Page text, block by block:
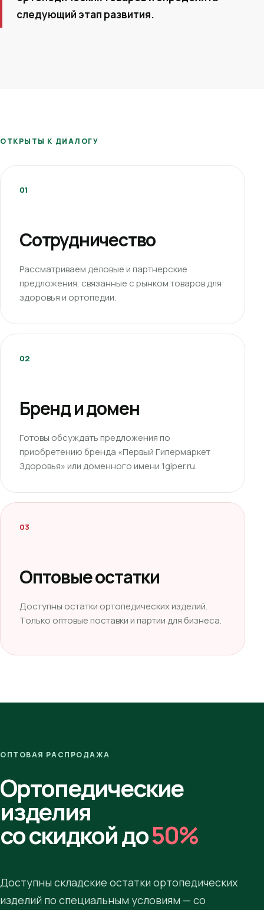
следующий этап развития.
ОТКРЫТЫ К ДИАЛОГУ
01
Сотрудничество
Рассматриваем деловые и партнерские
предложения, связанные с рынком товаров для
здоровья и ортопедии.
02
Бренд и домен
Готовы обсуждать предложения по
приобретению бренда «Первый Гипермаркет
Здоровья» или доменного имени 1giper.ru.
03
Оптовые остатки
Доступны остатки ортопедических изделий.
Только оптовые поставки и партии для бизнеса.
ОПТОВАЯ РАСПРОДАЖА
Ортопедические
изделия
со скидкой до50%
Доступны складские остатки ортопедических
изделий по специальным условиям — со